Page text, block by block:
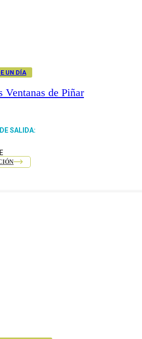
UN DÍA
Ventanas de Piñar
SALIDA: